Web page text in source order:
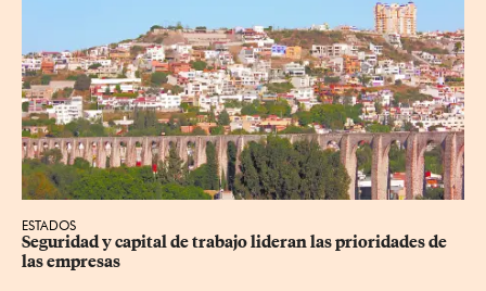
ESTADOS
Seguridad y capital de trabajo lideran las prioridades de
las empresas